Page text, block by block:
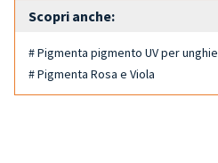
Scopri anche:
# Pigmenta pigmento UV per unghie
# Pigmenta Rosa e Viola